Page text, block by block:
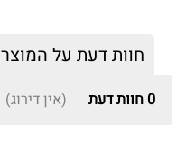
חוות דעת על המוצר
0 חוות דעת (אין דירוג)